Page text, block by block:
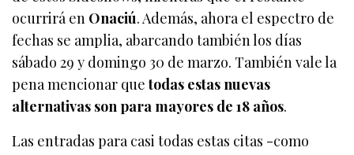
ocurrirá en Onaciú. Además, ahora el espectro de
fechas se amplia, abarcando también los días
sábado 29 y domingo 30 de marzo. También vale la
pena mencionar quetodas estas nuevas
alternativas son para mayores de 18 años.
Las entradas para casi todas estas citas -como